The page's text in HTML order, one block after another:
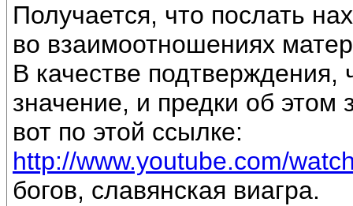
Получается, что послать
во взаимоотношениях
В качестве подтверждения,
значение, и предки об
вот по этой ссылке:
http://www.youtube.com/
богов, славянская виагра.